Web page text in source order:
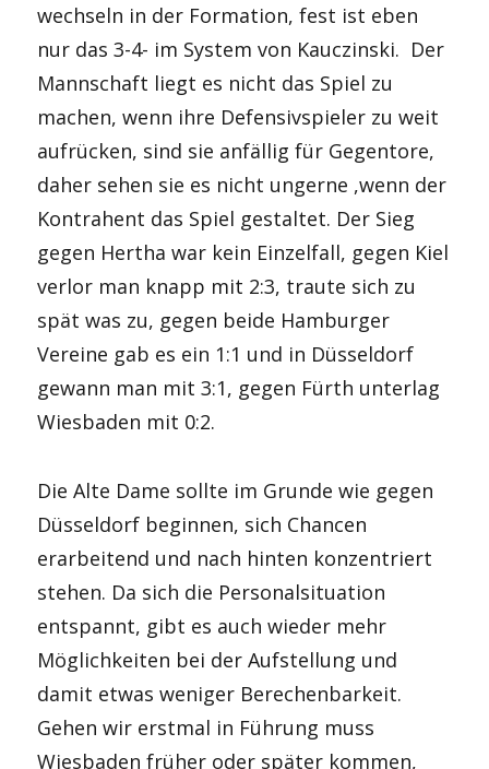
wechseln in der Formation, fest ist eben
nur das 3-4- im System von Kauczinski. Der
Mannschaft liegt es nicht das Spiel zu
machen, wenn ihre Defensivspieler zu weit
aufrücken, sind sie anfällig für Gegentore,
daher sehen sie es nicht ungerne ,wenn der
Kontrahent das Spiel gestaltet. Der Sieg
gegen Hertha war kein Einzelfall, gegen Kiel
verlor man knapp mit 2:3, traute sich zu
spät was zu, gegen beide Hamburger
Vereine gab es ein 1:1 und in Düsseldorf
gewann man mit 3:1, gegen Fürth unterlag
Wiesbaden mit 0:2.
Die Alte Dame sollte im Grunde wie gegen
Düsseldorf beginnen, sich Chancen
erarbeitend und nach hinten konzentriert
stehen. Da sich die Personalsituation
entspannt, gibt es auch wieder mehr
Möglichkeiten bei der Aufstellung und
damit etwas weniger Berechenbarkeit.
Gehen wir erstmal in Führung muss
Wiesbaden früher oder später kommen,